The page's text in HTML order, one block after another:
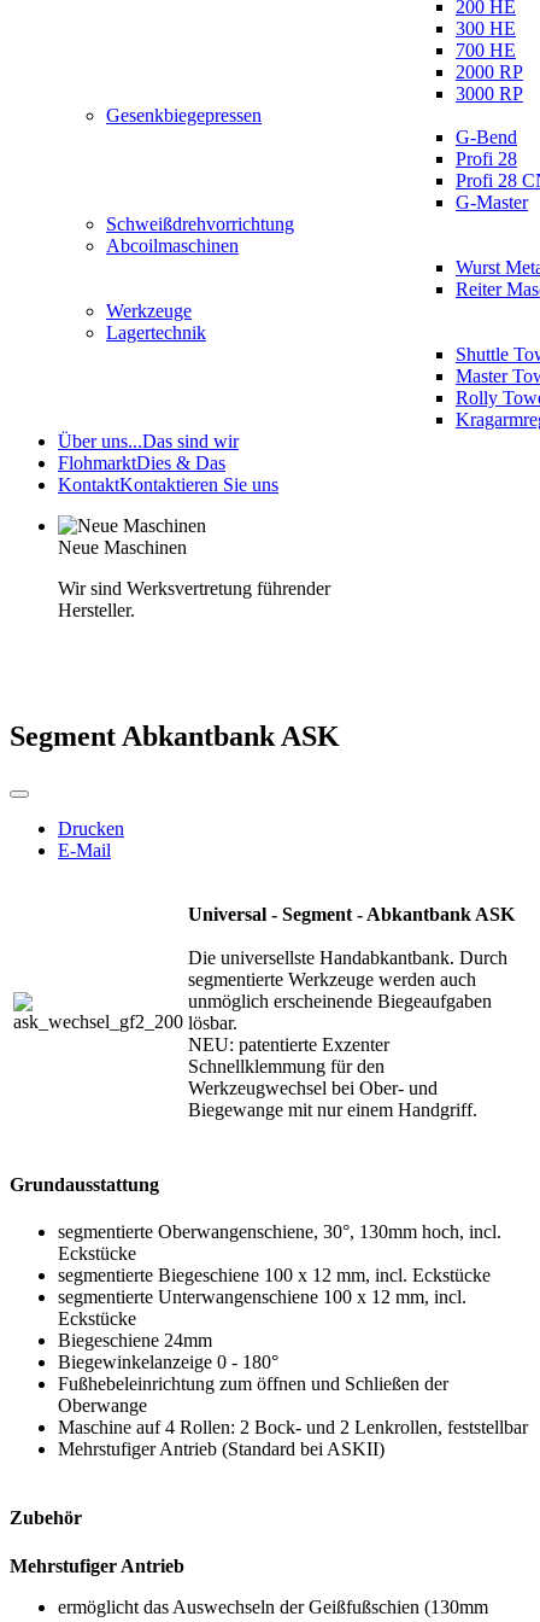
200 HE
300 HE
700 HE
2000 RP
3000 RP
Gesenkbiegepressen
G-Bend
Profi 28
Profi 28
G-Master
Schweißdrehvorrichtung
Abcoilmaschinen
Wurst
Reiter
Werkzeuge
Lagertechnik
Shuttle
Master
Rolly
Über uns...Das sind wir
FlohmarktDies & Das
KontaktKontaktieren Sie uns
Neue Maschinen
Wir sind Werksvertretung führender
Hersteller.
Segment Abkantbank ASK
Drucken
E-Mail
Universal - Segment - Abkantbank ASK
Die universellste Handabkantbank. Durch
segmentierte Werkzeuge werden auch
unmöglich erscheinende Biegeaufgaben
lösbar.
NEU: patentierte Exzenter
Schnellklemmung für den
Werkzeugwechsel bei Ober- und
Biegewange mit nur einem Handgriff.
Grundausstattung
segmentierte Oberwangenschiene, 30°, 130mm hoch, incl.
Eckstücke
segmentierte Biegeschiene 100 x 12 mm, incl. Eckstücke
segmentierte Unterwangenschiene 100 x 12 mm, incl.
Eckstücke
Biegeschiene 24mm
Biegewinkelanzeige 0 - 180°
Fußhebeleinrichtung zum öffnen und Schließen der
Oberwange
Maschine auf 4 Rollen: 2 Bock- und 2 Lenkrollen, feststellbar
Mehrstufiger Antrieb (Standard bei ASKII)
Zubehör
Mehrstufiger Antrieb
ermöglicht das Auswechseln der Geißfußschien (130mm